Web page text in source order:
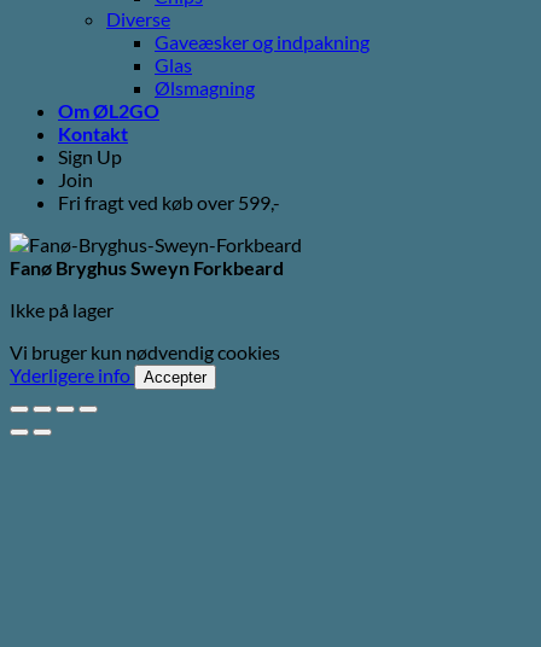
Diverse
Gaveæsker og indpakning
Glas
Ølsmagning
Om ØL2GO
Kontakt
Sign Up
Join
Fri fragt ved køb over 599,-
Fanø Bryghus Sweyn Forkbeard
Ikke på lager
Vi bruger kun nødvendig cookies
Yderligere info
Accepter